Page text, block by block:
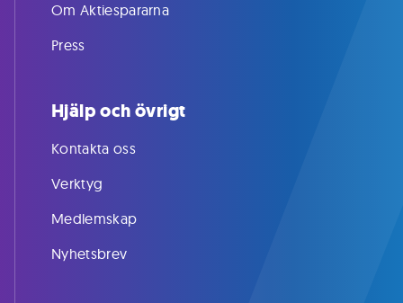
Om Aktiespararna
Press
Hjälp och övrigt
Kontakta oss
Verktyg
Medlemskap
Nyhetsbrev